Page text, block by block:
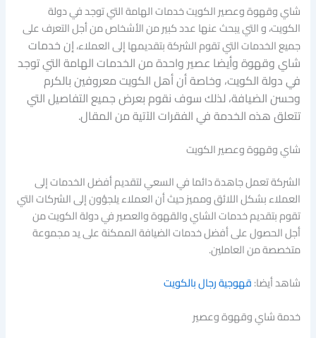
شاي وقهوة وعصير الكويت خدمات الهامة التي توجد في دولة
الكويت، و التي يبحث عنها عدد كبير من الأشخاص من أجل التعرف على
جميع الخدمات التي تقوم الشركة بتقديمها إلى العملاء،إن خدمات
شاي وقهوة وأيضا عصير واحدة من الخدمات الهامة التي توجد
في دولة الكويت، وخاصة أن أهل الكويت معروفين بالكرم
وحسن الضيافة،لذلك سوف نقوم بعرض جميع التفاصيل التي
تتعلق هذه الخدمة في الفقرات الآتية من المقال.
شاي وقهوة وعصير الكويت
الشركة تعمل جاهدة دائما في السعي لتقديم أفضل الخدمات إلى
العملاء بشكل اللائق ومميز حيث أن العملاء يلجؤون إلى الشركات التي
تقوم بتقديم خدمات الشاي والقهوة والعصير في دولة الكويت من
أجل الحصول على أفضل خدمات الضيافة الممكنة على يد مجموعة
متخصصة من العاملين.
شاهد أيضا:قهوجية رجال بالكويت
خدمة شاي وقهوة وعصير